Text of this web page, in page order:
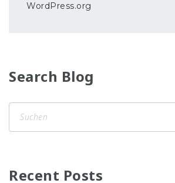
WordPress.org
Search Blog
Recent Posts